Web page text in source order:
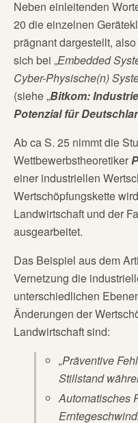
Neben einleitenden
20 die einzelnen
prägnant dargestellt,
sich bei „Embedded
Cyber-Physische(n)
(siehe „Bitkom:
Potenzial für
Ab ca S. 25 nimmt die
Wettbewerbstheoretiker
einer industriellen
Wertschöpfungskette
Landwirtschaft und der
ausgearbeitet.
Das Beispiel aus dem
Vernetzung die
unterschiedlichen
Änderungen der
Landwirtschaft sind:
„Präventive
Stillstand
Automatisches